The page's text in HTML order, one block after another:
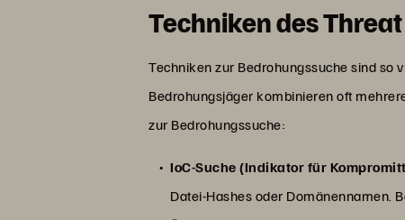
Techniken des
Techniken zur Bedrohungssuche sind so
Bedrohungsjäger kombinieren oft
zur Bedrohungssuche:
IoC-Suche (Indikator für
Datei-Hashes oder Domänennamen.